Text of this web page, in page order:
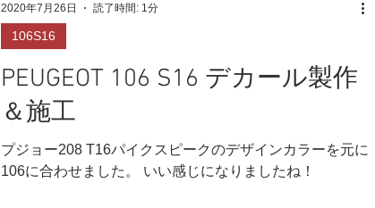
PEUGEOT 106 S16 デカール製作
＆施工
プジョー208 T16パイクスピークのデザインカラーを元に
106に合わせました。 いい感じになりましたね！
106S16
2020年7月26日 読了時間: 1分